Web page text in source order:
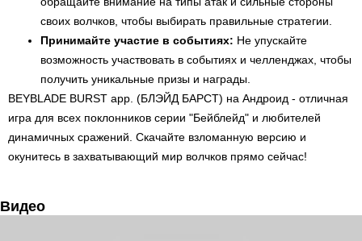
своих волчков, чтобы выбирать правильные стратегии.
Принимайте участие в событиях: Не упускайте
возможность участвовать в событиях и челленджах, чтобы
получить уникальные призы и награды.
BEYBLADE BURST app. (БЛЭЙД БАРСТ) на Андроид - отличная
игра для всех поклонников серии "Бейблейд" и любителей
динамичных сражений. Скачайте взломанную версию и
окунитесь в захватывающий мир волчков прямо сейчас!
Видео